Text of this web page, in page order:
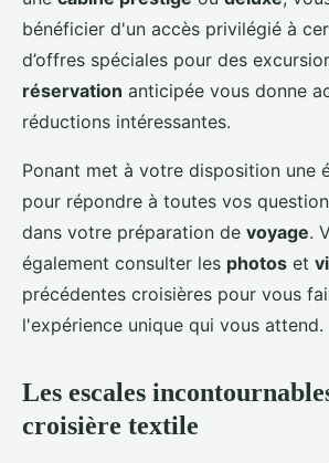
bénéficier d'un accès privilégié à
d’offres spéciales pour des
réservation anticipée vous donne
réductions intéressantes.
Ponant met à votre disposition une
pour répondre à toutes vos
dans votre préparation de voyage.
également consulter les photos et
précédentes croisières pour vous
l'expérience unique qui vous attend.
Les escales
croisière textile